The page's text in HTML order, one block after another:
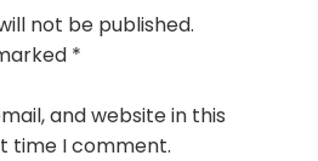
not be published.
*
and website in this
time I comment.